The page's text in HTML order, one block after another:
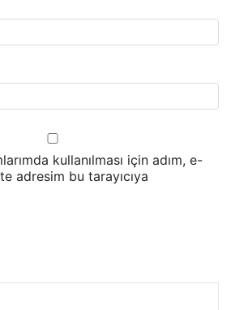
kullanılması için adım, e-
adresim bu tarayıcıya